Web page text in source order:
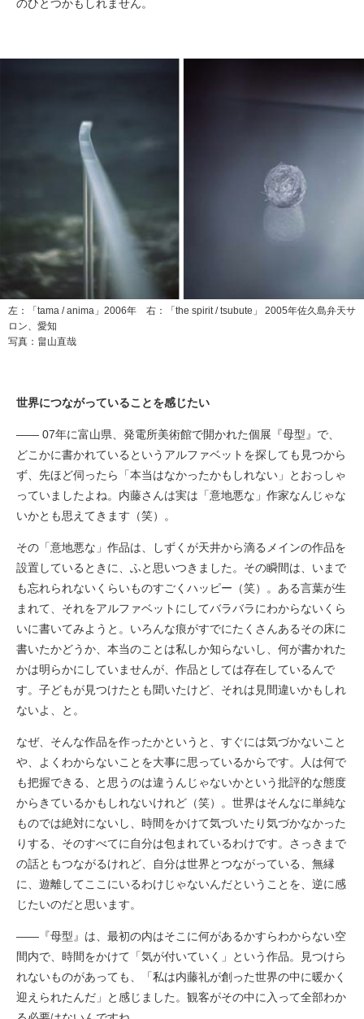
のひとつかもしれません。
左：「tama / anima」2006年 右：「the spirit / tsubute」 2005年佐久島弁天サ
ロン、愛知
写真：畠山直哉
世界につながっていることを感じたい
―― 07年に富山県、発電所美術館で開かれた個展『母型』で、
どこかに書かれているというアルファベットを探しても見つから
ず、先ほど伺ったら「本当はなかったかもしれない」とおっしゃ
っていましたよね。内藤さんは実は「意地悪な」作家なんじゃな
いかとも思えてきます（笑）。
その「意地悪な」作品は、しずくが天井から滴るメインの作品を
設置しているときに、ふと思いつきました。その瞬間は、いまで
も忘れられないくらいものすごくハッピー（笑）。ある言葉が生
まれて、それをアルファベットにしてバラバラにわからないくら
いに書いてみようと。いろんな痕がすでにたくさんあるその床に
書いたかどうか、本当のことは私しか知らないし、何が書かれた
かは明らかにしていませんが、作品としては存在しているんで
す。子どもが見つけたとも聞いたけど、それは見間違いかもしれ
ないよ、と。
なぜ、そんな作品を作ったかというと、すぐには気づかないこと
や、よくわからないことを大事に思っているからです。人は何で
も把握できる、と思うのは違うんじゃないかという批評的な態度
からきているかもしれないけれど（笑）。世界はそんなに単純な
ものでは絶対にないし、時間をかけて気づいたり気づかなかった
りする、そのすべてに自分は包まれているわけです。さっきまで
の話ともつながるけれど、自分は世界とつながっている、無縁
に、遊離してここにいるわけじゃないんだということを、逆に感
じたいのだと思います。
――『母型』は、最初の内はそこに何があるかすらわからない空
間内で、時間をかけて「気が付いていく」という作品。見つけら
れないものがあっても、「私は内藤礼が創った世界の中に暖かく
迎えられたんだ」と感じました。観客がその中に入って全部わか